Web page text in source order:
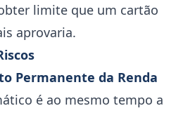
limite que um cartão
aprovaria.
Permanente da Renda
é ao mesmo tempo a